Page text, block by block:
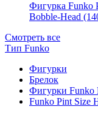
Фигурка Funko
Bobble-Head
Смотреть все
Тип Funko
Фигурки
Брелок
Фигурки Funko
Funko Pint Size